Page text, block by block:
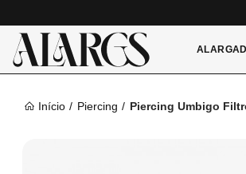
Início Piercing Piercing Umbigo